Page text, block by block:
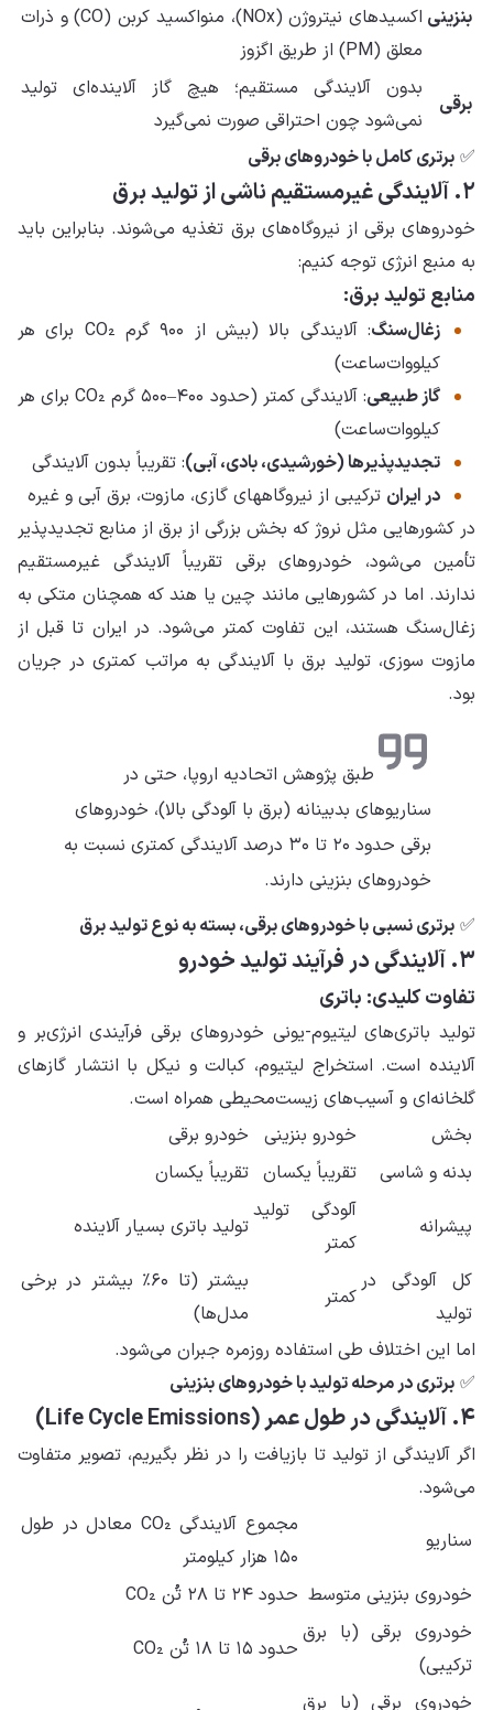
بنزینی
اکسیدهای نیتروژن (NOx)، منواکسید کربن (CO) و ذرات
معلق (PM) از طریق اگزوز
برقی
بدون آلایندگی مستقیم؛ هیچ گاز آلاینده‌ای تولید
نمی‌شود چون احتراقی صورت نمی‌گیرد
✅ برتری کامل با خودروهای برقی
۲. آلایندگی غیرمستقیم ناشی از تولید برق
خودروهای برقی از نیروگاه‌های برق تغذیه می‌شوند. بنابراین باید
به منبع انرژی توجه کنیم:
منابع تولید برق:
زغال‌سنگ
: آلایندگی بالا (بیش از ۹۰۰ گرم CO₂ برای هر
کیلووات‌ساعت)
گاز طبیعی
: آلایندگی کمتر (حدود ۴۰۰–۵۰۰ گرم CO₂ برای هر
کیلووات‌ساعت)
تجدیدپذیرها (خورشیدی، بادی، آبی): تقریباً بدون آلایندگی
در ایران ترکیبی از نیروگاههای گازی، مازوت، برق آبی و غیره
در کشورهایی مثل نروژ که بخش بزرگی از برق از منابع تجدیدپذیر
تأمین می‌شود، خودروهای برقی تقریباً آلایندگی غیرمستقیم
ندارند. اما در کشورهایی مانند چین یا هند که همچنان متکی به
زغال‌سنگ هستند، این تفاوت کمتر می‌شود. در ایران تا قبل از
مازوت سوزی، تولید برق با آلایندگی به مراتب کمتری در جریان
بود.
طبق پژوهش اتحادیه اروپا، حتی در
سناریوهای بدبینانه (برق با آلودگی بالا)، خودروهای
برقی حدود ۲۰ تا ۳۰ درصد آلایندگی کمتری نسبت به
خودروهای بنزینی دارند.
✅ برتری نسبی با خودروهای برقی، بسته به نوع تولید برق
۳. آلایندگی در فرآیند تولید خودرو
تفاوت کلیدی: باتری
تولید باتری‌های لیتیوم-یونی خودروهای برقی فرآیندی انرژی‌بر و
آلاینده است. استخراج لیتیوم، کبالت و نیکل با انتشار گازهای
گلخانه‌ای و آسیب‌های زیست‌محیطی همراه است.
بخش
خودرو بنزینی
خودرو برقی
بدنه و شاسی
تقریباً یکسان تقریباً یکسان
پیشرانه
آلودگی تولید
کمتر
تولید باتری بسیار آلاینده
کل آلودگی در
تولید
کمتر
بیشتر (تا ۶۰٪ بیشتر در برخی
مدل‌ها)
اما این اختلاف طی استفاده روزمره جبران می‌شود.
✅ برتری در مرحله تولید با خودروهای بنزینی
۴. آلایندگی در طول عمر (Life Cycle Emissions)
اگر آلایندگی از تولید تا بازیافت را در نظر بگیریم، تصویر متفاوت
می‌شود.
سناریو
مجموع آلایندگی CO₂ معادل در طول
۱۵۰ هزار کیلومتر
خودروی بنزینی متوسط حدود ۲۴ تا ۲۸ تُن CO₂
خودروی برقی (با برق
ترکیبی)
حدود ۱۵ تا ۱۸ تُن CO₂
خودروی برقی (با برق